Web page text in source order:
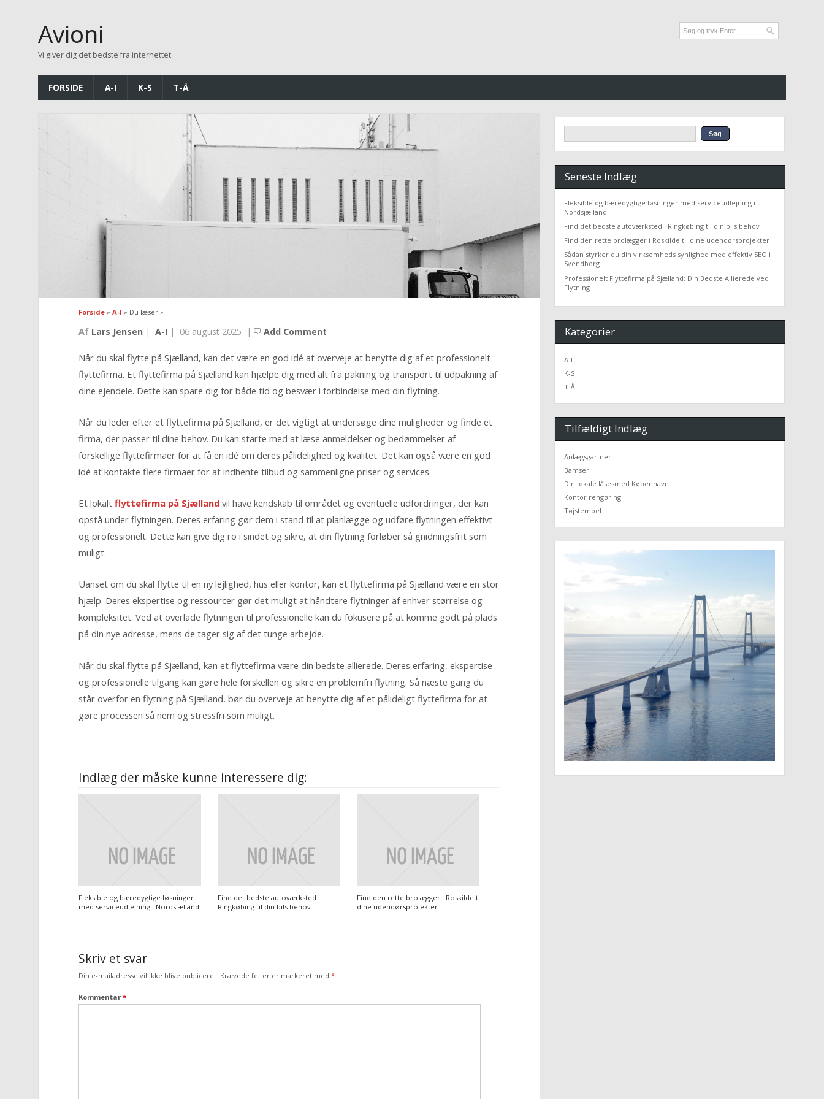
Avioni
Vi giver dig det bedste fra internettet
FORSIDE A-I K-S T-Å
Forside »A-I » Du læser »
Af Lars Jensen |A-I | 06 august 2025 | Add Comment
Når du skal flytte på Sjælland, kan det være en god idé at overveje at benytte dig af et professionelt
flyttefirma. Et flyttefirma på Sjælland kan hjælpe dig med alt fra pakning og transport til udpakning af
dine ejendele. Dette kan spare dig for både tid og besvær i forbindelse med din flytning.
Når du leder efter et flyttefirma på Sjælland, er det vigtigt at undersøge dine muligheder og finde et
firma, der passer til dine behov. Du kan starte med at læse anmeldelser og bedømmelser af
forskellige flyttefirmaer for at få en idé om deres pålidelighed og kvalitet. Det kan også være en god
idé at kontakte flere firmaer for at indhente tilbud og sammenligne priser og services.
Et lokaltflyttefirma på Sjælland vil have kendskab til området og eventuelle udfordringer, der kan
opstå under flytningen. Deres erfaring gør dem i stand til at planlægge og udføre flytningen effektivt
og professionelt. Dette kan give dig ro i sindet og sikre, at din flytning forløber så gnidningsfrit som
muligt.
Uanset om du skal flytte til en ny lejlighed, hus eller kontor, kan et flyttefirma på Sjælland være en stor
hjælp. Deres ekspertise og ressourcer gør det muligt at håndtere flytninger af enhver størrelse og
kompleksitet. Ved at overlade flytningen til professionelle kan du fokusere på at komme godt på plads
på din nye adresse, mens de tager sig af det tunge arbejde.
Når du skal flytte på Sjælland, kan et flyttefirma være din bedste allierede. Deres erfaring, ekspertise
og professionelle tilgang kan gøre hele forskellen og sikre en problemfri flytning. Så næste gang du
står overfor en flytning på Sjælland, bør du overveje at benytte dig af et pålideligt flyttefirma for at
gøre processen så nem og stressfri som muligt.
Indlæg der måske kunne interessere dig:
Fleksible og bæredygtige løsninger
med serviceudlejning i Nordsjælland
Find det bedste autoværksted i
Ringkøbing til din bils behov
Find den rette brolægger i Roskilde til
dine udendørsprojekter
Skriv et svar
Din e-mailadresse vil ikke blive publiceret. Krævede felter er markeret med*
Kommentar*
Seneste Indlæg
Fleksible og bæredygtige løsninger med serviceudlejning i
Nordsjælland
Find det bedste autoværksted i Ringkøbing til din bils behov
Find den rette brolægger i Roskilde til dine udendørsprojekter
Sådan styrker du din virksomheds synlighed med effektiv SEO i
Svendborg
Professionelt Flyttefirma på Sjælland: Din Bedste Allierede ved
Flytning
Kategorier
A-I
K-S
T-Å
Tilfældigt Indlæg
Anlægsgartner
Bamser
Din lokale låsesmed København
Kontor rengøring
Tøjstempel